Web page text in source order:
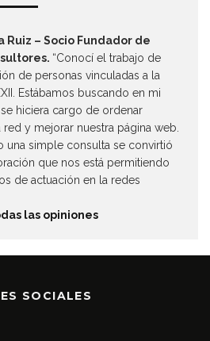
Ruiz – Socio Fundador de
“Conocí el trabajo de
de personas vinculadas a la
Estábamos buscando en mi
hiciera cargo de ordenar
y mejorar nuestra página web.
una simple consulta se convirtió
que nos está permitiendo
de actuación en la redes
las opiniones
SOCIALES